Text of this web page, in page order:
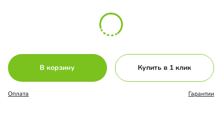
В корзину Купить в 1 клик
Оплата Гарантии